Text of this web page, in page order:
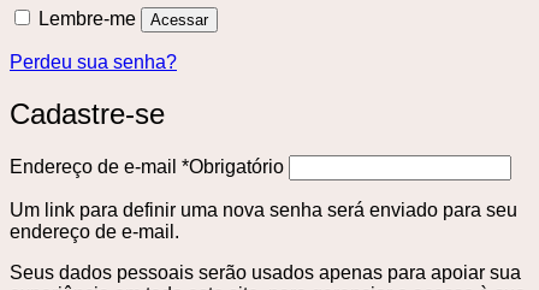
Lembre-me Acessar
Perdeu sua senha?
Cadastre-se
Endereço de e-mail *Obrigatório
Um link para definir uma nova senha será enviado para seu
endereço de e-mail.
Seus dados pessoais serão usados ​​apenas para apoiar sua